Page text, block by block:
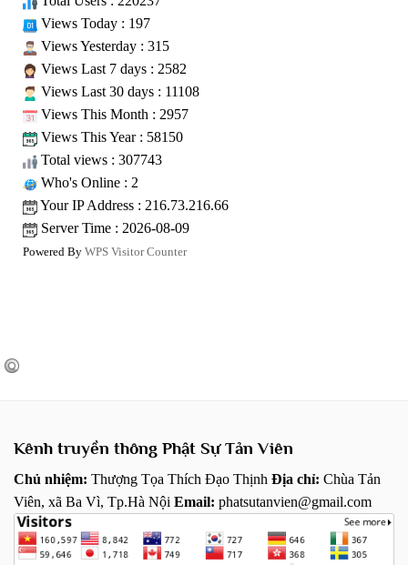
Views Today : 197
Views Yesterday : 315
Views Last 7 days : 2582
Views Last 30 days : 11108
Views This Month : 2957
Views This Year : 58150
Total views : 307743
Who's Online : 2
Your IP Address : 216.73.216.66
Server Time : 2026-08-09
Powered By WPS Visitor Counter
Kênh truyền thông Phật Sự Tản Viên
Chủ nhiệm: Thượng Tọa Thích Đạo Thịnh Địa chỉ: Chùa Tản
Viên, xã Ba Vì, Tp.Hà Nội Email: phatsutanvien@gmail.com